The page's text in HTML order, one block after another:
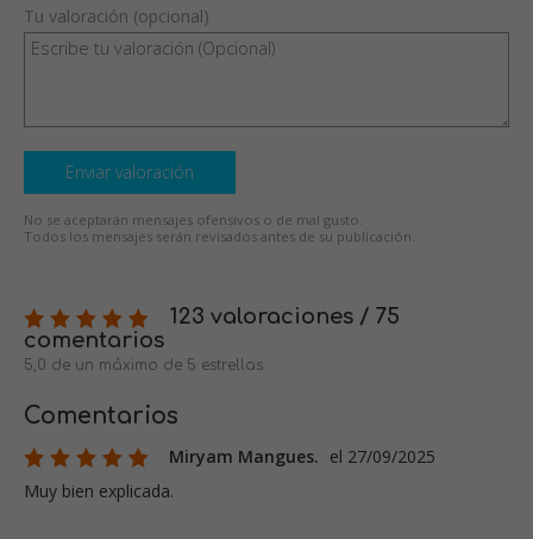
Tu valoración (opcional)
Enviar valoración
No se aceptarán mensajes ofensivos o de mal gusto.
Todos los mensajes serán revisados antes de su publicación.
123 valoraciones / 75
comentarios
5,0 de un máximo de 5 estrellas
Comentarios
Miryam Mangues. el 27/09/2025
Muy bien explicada.